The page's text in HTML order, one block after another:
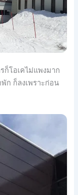
ก็โอเคไม่แพงมาก
ก ก็ลงเพราะก่อน